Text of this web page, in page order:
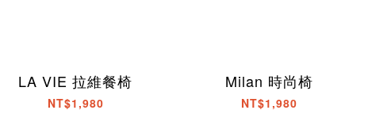
LA VIE 拉維餐椅
NT$1,980
Milan 時尚椅
NT$1,980